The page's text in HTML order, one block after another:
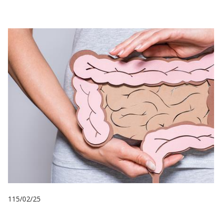
115/02/25